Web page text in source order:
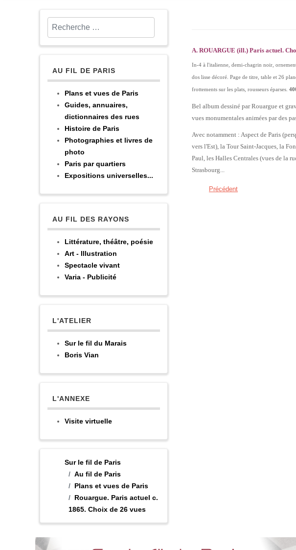
Rechercher
AU FIL DE PARIS
Plans et vues de Paris
Guides, annuaires,
dictionnaires des rues
Histoire de Paris
Photographies et livres de
photo
Paris par quartiers
Expositions universelles...
AU FIL DES RAYONS
Littérature, théâtre, poésie
Art - Illustration
Spectacle vivant
Varia - Publicité
L'ATELIER
Sur le fil du Marais
Boris Vian
L'ANNEXE
Visite virtuelle
Sur le fil de Paris
Au fil de Paris
Plans et vues de Paris
Rouargue. Paris actuel c.
1865. Choix de 26 vues
A. ROUARGUE (ill.) Paris actuel.
In-4 à l'italienne, demi-chagrin noir,
dos lisse décoré. Page de titre, table et 26
frottements sur les plats, rousseurs éparses.
Bel album dessiné par Rouargue et
vues monumentales animées par des
Avec notamment : Aspect de Paris
vers l'Est), la Tour Saint-Jacques, la
Paul, les Halles Centrales (vues de la
Strasbourg...
Précédent